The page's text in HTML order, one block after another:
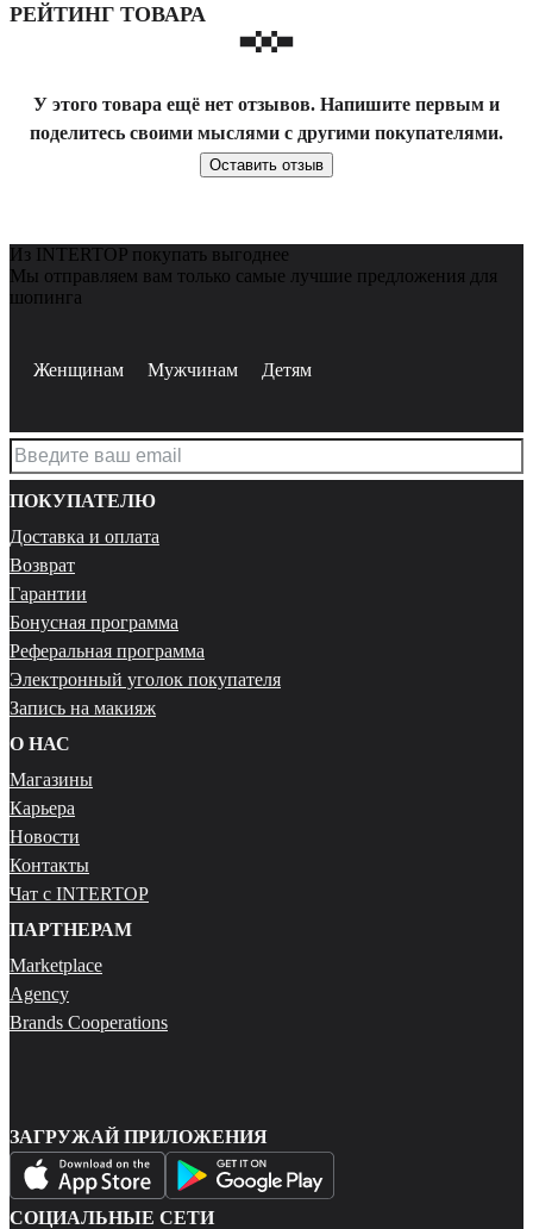
РЕЙТИНГ ТОВАРА
У этого товара ещё нет отзывов. Напишите первым и
поделитесь своими мыслями с другими покупателями.
Оставить отзыв
Из INTERTOP покупать выгоднее
Мы отправляем вам только самые лучшие предложения для
шопинга
Женщинам Мужчинам Детям
ПОКУПАТЕЛЮ
Доставка и оплата
Возврат
Гарантии
Бонусная программа
Реферальная программа
Электронный уголок покупателя
Запись на макияж
О НАС
Магазины
Карьера
Новости
Контакты
Чат с INTERTOP
ПАРТНЕРАМ
Marketplace
Agency
Brands Cooperations
ЗАГРУЖАЙ ПРИЛОЖЕНИЯ
СОЦИАЛЬНЫЕ СЕТИ